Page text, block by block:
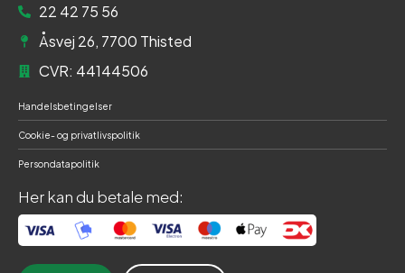
22 42 75 56
Åsvej 26, 7700 Thisted
CVR: 44144506
Handelsbetingelser
Cookie- og privatlivspolitik
Persondatapolitik
Her kan du betale med: